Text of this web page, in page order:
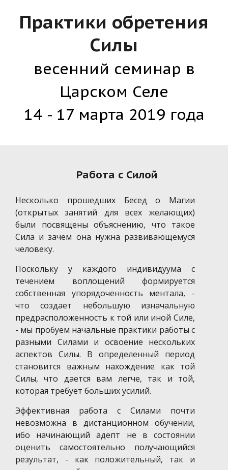
Практики обретения
Силы
весенний семинар в
Царском Селе
14 - 17 марта 2019 года
Работа с Силой
Несколько прошедших Бесед о Магии
(открытых занятий для всех желающих)
были посвящены объяснению, что такое
Сила и зачем она нужна развивающемуся
человеку.
Поскольку у каждого индивидуума с
течением воплощений формируется
собственная упорядоченность ментала, -
что создает небольшую изначальную
предрасположенность к той или иной Силе,
- мы пробуем начальные практики работы с
разными Силами и освоение нескольких
аспектов Силы. В определенный период
становится важным нахождение как той
Силы, что дается вам легче, так и той,
которая требует больших усилий.
Эффективная работа с Силами почти
невозможна в дистанционном обучении,
ибо начинающий адепт не в состоянии
оценить самостоятельно получающийся
результат, - как положительный, так и